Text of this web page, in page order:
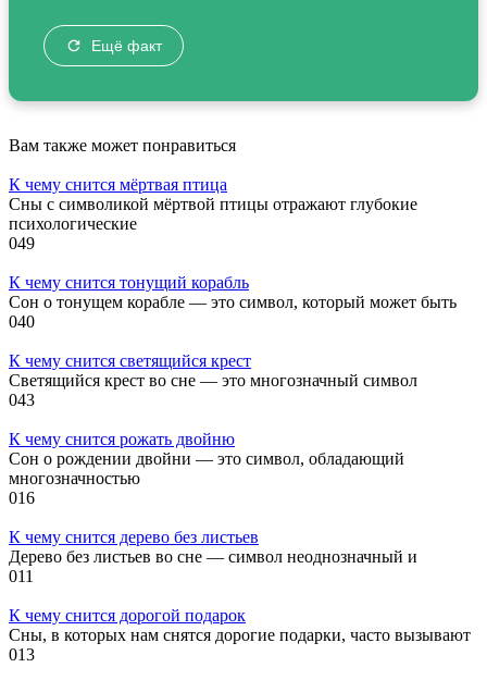
Ещё факт
Вам также может понравиться
К чему снится мёртвая птица
Сны с символикой мёртвой птицы отражают глубокие
психологические
049
К чему снится тонущий корабль
Сон о тонущем корабле — это символ, который может быть
040
К чему снится светящийся крест
Светящийся крест во сне — это многозначный символ
043
К чему снится рожать двойню
Сон о рождении двойни — это символ, обладающий
многозначностью
016
К чему снится дерево без листьев
Дерево без листьев во сне — символ неоднозначный и
011
К чему снится дорогой подарок
Сны, в которых нам снятся дорогие подарки, часто вызывают
013